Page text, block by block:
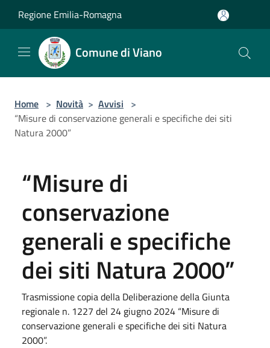
Regione Emilia-Romagna
Comune di Viano
Home > Novità > Avvisi >
“Misure di conservazione generali e specifiche dei siti
Natura 2000”
“Misure di
conservazione
generali e specifiche
dei siti Natura 2000”
Trasmissione copia della Deliberazione della Giunta
regionale n. 1227 del 24 giugno 2024 “Misure di
conservazione generali e specifiche dei siti Natura
2000”.